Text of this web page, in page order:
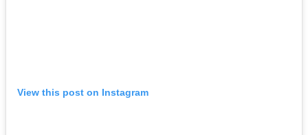
View this post on Instagram